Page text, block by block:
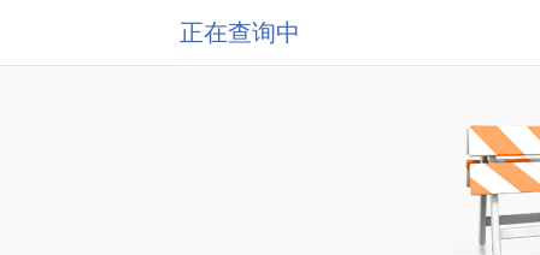
正在查询中